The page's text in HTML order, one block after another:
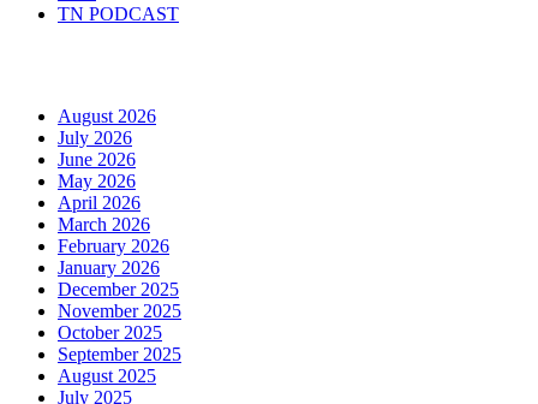
TN PODCAST
August 2026
July 2026
June 2026
May 2026
April 2026
March 2026
February 2026
January 2026
December 2025
November 2025
October 2025
September 2025
August 2025
July 2025